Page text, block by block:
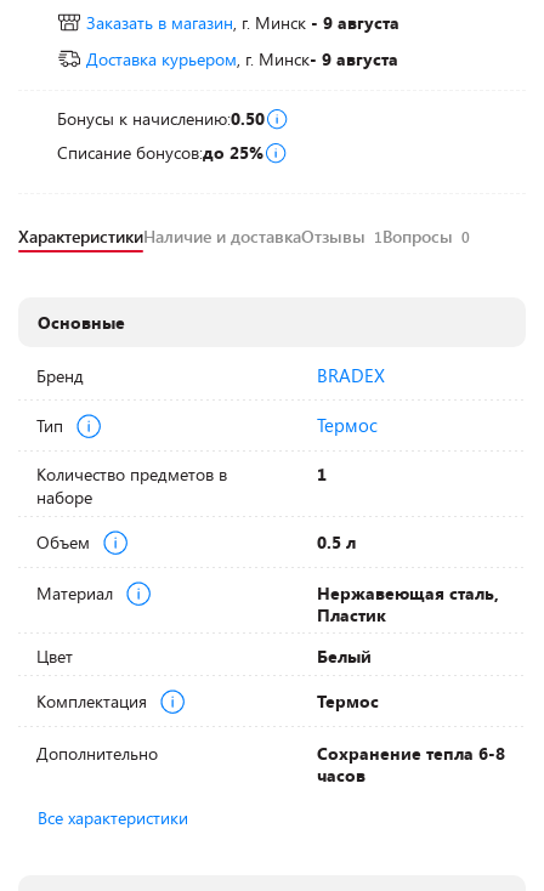
Заказать в магазин, г. Минск - 9 августа
Доставка курьером, г. Минск- 9 августа
Бонусы к начислению:0.50
Списание бонусов:до 25%
ХарактеристикиНаличие и доставкаОтзывы 1Вопросы 0
Основные
Бренд BRADEX
Тип Термос
Количество предметов в
наборе
1
Объем 0.5 л
Материал
Нержавеющая сталь,
Пластик
Цвет
Белый
Комплектация
Термос
Дополнительно
Сохранение тепла 6-8
часов
Все характеристики